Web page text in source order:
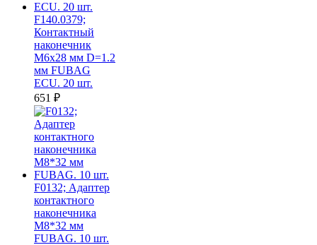
F140.0379;
Контактный
наконечник
M6х28 мм D=1.2
мм FUBAG
ECU. 20 шт.
651 ₽
F0132; Адаптер
контактного
наконечника
M8*32 мм
FUBAG. 10 шт.